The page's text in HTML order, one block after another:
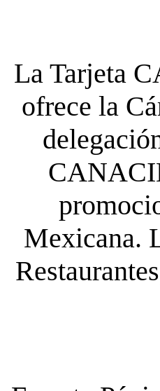
La Tarjeta
ofrece la
Mexicana.